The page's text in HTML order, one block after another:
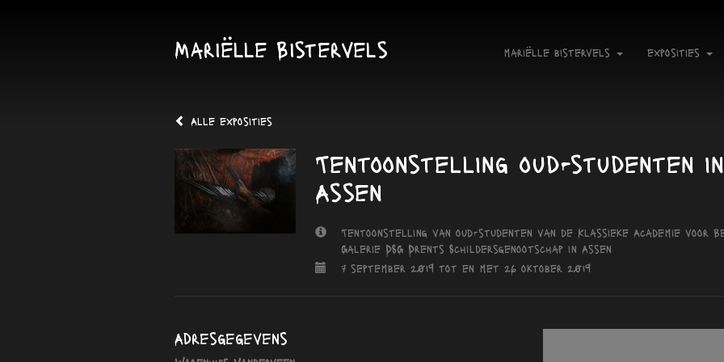
Mariëlle Bistervels mariëlle bistervels exposities
Alle exposities
Tentoonstelling oud-studenten
Assen
Tentoonstelling van oud-studenten van de Klassieke Academie voor
Galerie DSG Drents Schildersgenootschap in Assen
7 september 2019 tot en met 26 oktober 2019
Adresgegevens